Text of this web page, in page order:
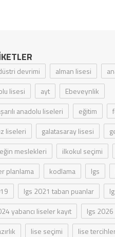
devrimi alman lisesi
lisesi
ayt
Ebeveynlik
anadolu liseleri
eğitim
liseleri
galatasaray lisesi
meslekleri
ilkokul seçimi
planlama
kodlama lgs
lgs 2021 taban puanlar
yabancı liseler kayıt
lgs 2026
lise seçimi
lise